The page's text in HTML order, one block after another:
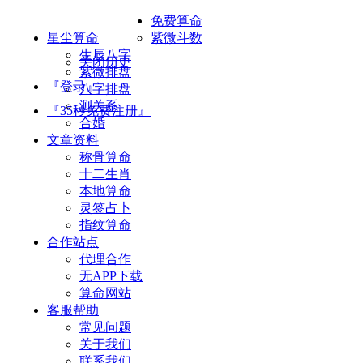
星尘算命
关闭历史
『登录』
『35秒免费注册』
免费算命
紫微斗数
生辰八字
紫微排盘
八字排盘
测关系
合婚
文章资料
称骨算命
十二生肖
本地算命
灵签占卜
指纹算命
合作站点
代理合作
无APP下载
算命网站
客服帮助
常见问题
关于我们